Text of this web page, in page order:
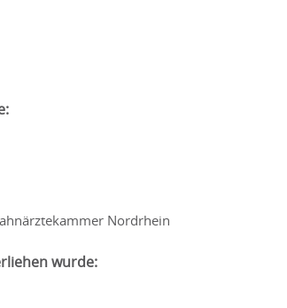
Nordrhein
wurde: